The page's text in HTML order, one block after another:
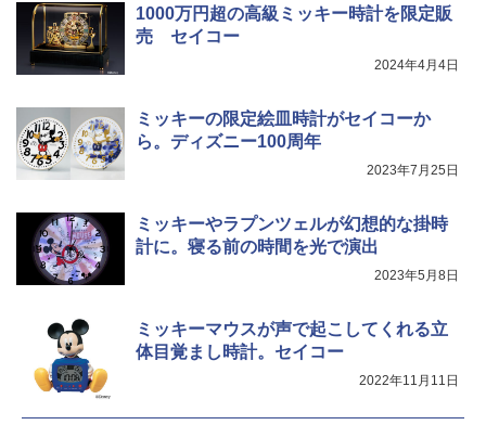
1000万円超の高級ミッキー時計を限定販
売 セイコー
2024年4月4日
ミッキーの限定絵皿時計がセイコーか
ら。ディズニー100周年
2023年7月25日
ミッキーやラプンツェルが幻想的な掛時
計に。寝る前の時間を光で演出
2023年5月8日
ミッキーマウスが声で起こしてくれる立
体目覚まし時計。セイコー
2022年11月11日